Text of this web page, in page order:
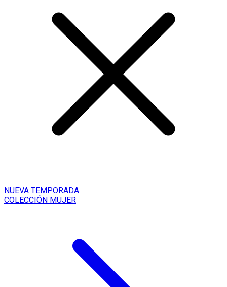
NUEVA TEMPORADA
COLECCIÓN MUJER